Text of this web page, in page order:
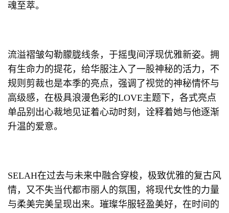
魂至萃。
流溢褶皱勾勒朦胧线条，于摇曳间浮现优雅新姿。拥
有生命力的提花，给华服注入了一股神秘的活力，不
规则剪裁也是本季的亮点，强调了视觉的神秘情怀与
高级感，在极具浪漫色彩的LOVE主题下，各式亮点
单品别出心裁地见证着心动时刻，诠释着她与他逐渐
升温的爱意。
SELAH在过去与未来中融合穿梭，极致优雅的复古风
情，又不失当代都市丽人的氛围，将现代女性的力量
与柔美完美呈现出来。璀璨华服轻盈美好，在时间的